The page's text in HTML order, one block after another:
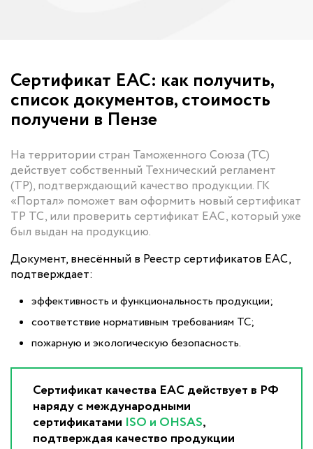
Сертификат ЕАС: как получить,
список документов, стоимость
получени в Пензе
На территории стран Таможенного Союза (ТС)
действует собственный Технический регламент
(ТР), подтверждающий качество продукции. ГК
«Портал» поможет вам оформить новый сертификат
ТР ТС, или проверить сертификат ЕАС, который уже
был выдан на продукцию.
Документ, внесённый в Реестр сертификатов ЕАС,
подтверждает:
эффективность и функциональность продукции;
соответствие нормативным требованиям ТС;
пожарную и экологическую безопасность.
Сертификат качества ЕАС действует в РФ
наряду с международными
сертификатами ISO и OHSAS,
подтверждая качество продукции